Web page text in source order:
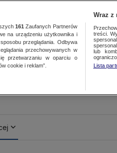
161 Zaufanych Partnerów
na urządzeniu użytkownika i
przeglądania. Odbywa
przechowywanych w
przetwarzaniu w oparciu o
cookie i reklam”.
Wraz z
treści.
lub
Lista